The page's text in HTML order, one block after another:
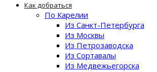
Как добраться
По Карелии
Из Санкт-Петербурга
Из Москвы
Из Петрозаводска
Из Сортавалы
Из Медвежьегорска